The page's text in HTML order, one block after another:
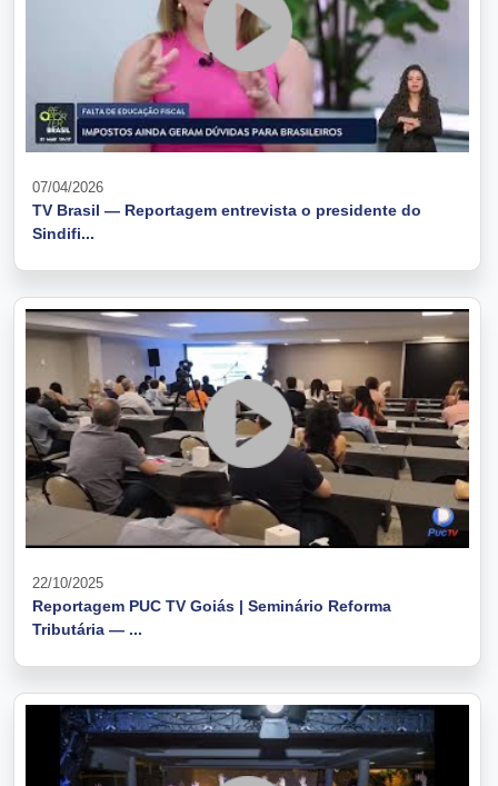
07/04/2026
TV Brasil — Reportagem entrevista o presidente do
Sindifi...
22/10/2025
Reportagem PUC TV Goiás | Seminário Reforma
Tributária — ...